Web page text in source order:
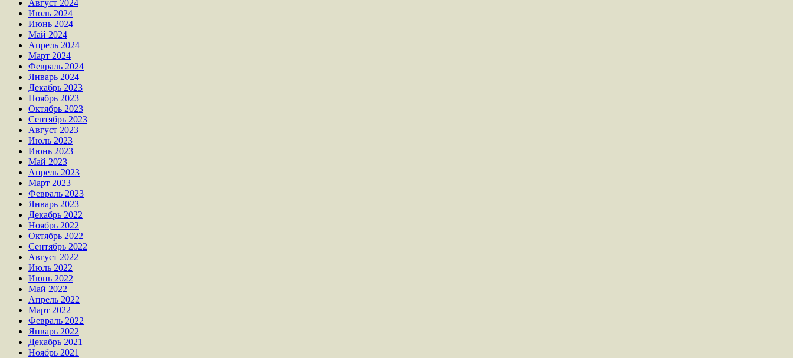
Август 2024
Июль 2024
Июнь 2024
Май 2024
Апрель 2024
Март 2024
Февраль 2024
Январь 2024
Декабрь 2023
Ноябрь 2023
Октябрь 2023
Сентябрь 2023
Август 2023
Июль 2023
Июнь 2023
Май 2023
Апрель 2023
Март 2023
Февраль 2023
Январь 2023
Декабрь 2022
Ноябрь 2022
Октябрь 2022
Сентябрь 2022
Август 2022
Июль 2022
Июнь 2022
Май 2022
Апрель 2022
Март 2022
Февраль 2022
Январь 2022
Декабрь 2021
Ноябрь 2021